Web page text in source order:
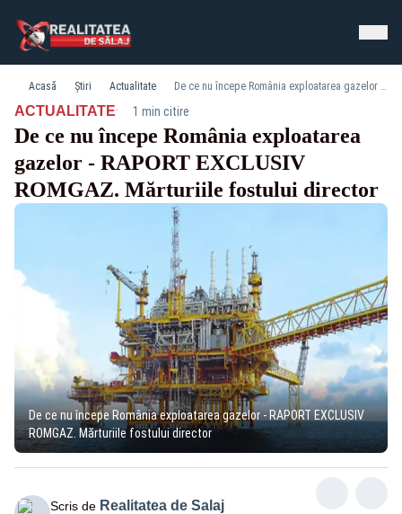
Acasă Știri Actualitate De ce nu începe România exploatarea gazelor - RAPORT EXCLUSIV ROMGAZ. Mărturiile fostului director
ACTUALITATE· 1 min citire
De ce nu începe România exploatarea
gazelor - RAPORT EXCLUSIV
ROMGAZ. Mărturiile fostului director
De ce nu începe România exploatarea gazelor - RAPORT EXCLUSIV
ROMGAZ. Mărturiile fostului director
Scris de Realitatea de Salaj